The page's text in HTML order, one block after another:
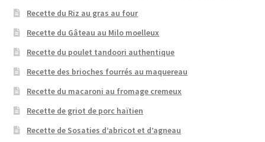
Recette du Riz au gras au four
Recette du Gâteau au Milo moelleux
Recette du poulet tandoori authentique
Recette des brioches fourrés au maquereau
Recette du macaroni au fromage cremeux
Recette de griot de porc haïtien
Recette de Sosaties d’abricot et d’agneau